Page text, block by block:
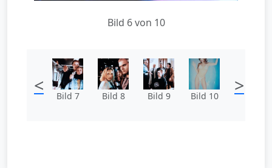
Bild 6 von 10
< Bild 7 Bild 8 Bild 9 Bild 10 >